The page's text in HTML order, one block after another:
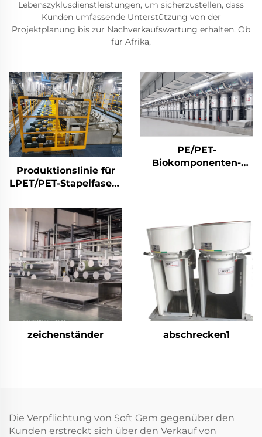
Lebenszyklusdienstleistungen, um sicherzustellen, dass
Kunden umfassende Unterstützung von der
Projektplanung bis zur Nachverkaufswartung erhalten. Ob
für Afrika,
Produktionslinie für
LPET/PET-Stapelfasern
Schmelzpunkt,
Maschine zur
Herstellung von
Verbundstapelfasern
PE/PET-
Biokomponenten-
zeichenständer abschrecken1
Die Verpflichtung von Soft Gem gegenüber den
Kunden erstreckt sich über den Verkauf von